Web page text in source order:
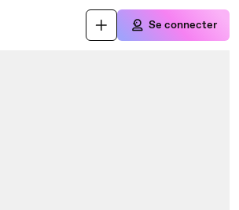
Se connecter